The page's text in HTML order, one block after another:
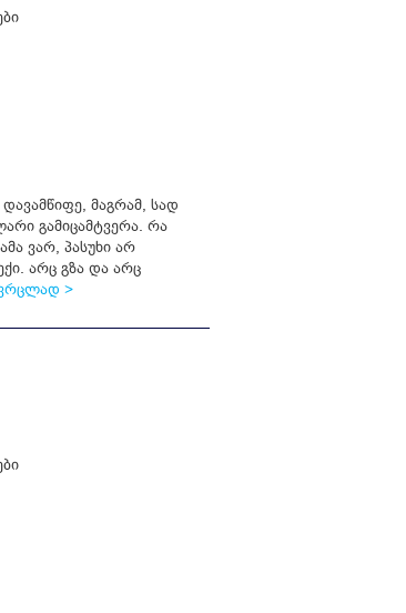
მაგრამ, სად
გამიცამტვერა. რა
ვარ, პასუხი არ
არც გზა და არც
>